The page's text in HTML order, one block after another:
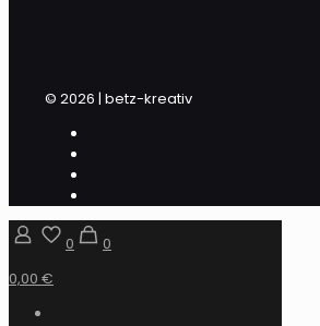
© 2026 | betz-kreativ
0
0
0,00 €